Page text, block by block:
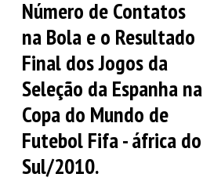
Número de Contatos
na Bola e o Resultado
Final dos Jogos da
Seleção da Espanha na
Copa do Mundo de
Futebol Fifa - áfrica do
Sul/2010.